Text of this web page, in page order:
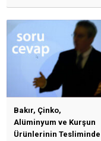
Sistemi (TR-ETS)
Bakır, Çinko,
Alüminyum ve Kurşun
Ürünlerinin Tesliminde